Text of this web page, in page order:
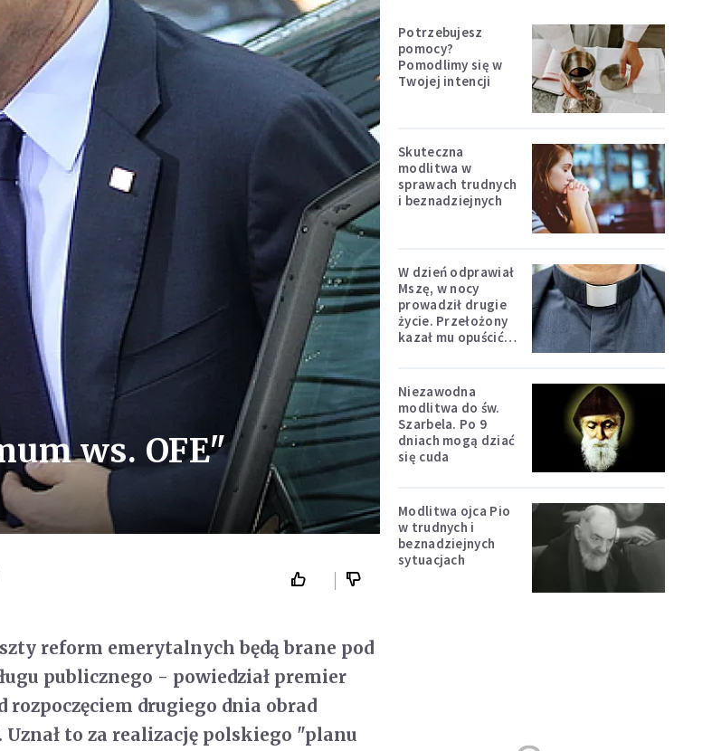
ws. OFE"
reform emerytalnych będą brane pod
publicznego - powiedział premier
drugiego dnia obrad
Uznał to za realizację polskiego "planu
Potrzebujesz
pomocy?
Pomodlimy się w
Twojej intencji
Skuteczna
modlitwa w
sprawach trudnych
i beznadziejnych
W dzień odprawiał
Mszę, w nocy
prowadził drugie
życie. Przełożony
kazał mu opuścić
Niezawodna
modlitwa do św.
Szarbela. Po 9
dniach mogą dziać
się cuda
Modlitwa ojca Pio
w trudnych i
beznadziejnych
sytuacjach